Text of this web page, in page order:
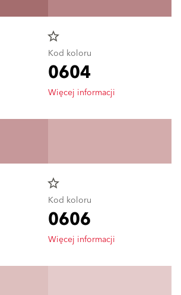
star_border
Kod koloru
0604
Więcej informacji
star_border
Kod koloru
0606
Więcej informacji